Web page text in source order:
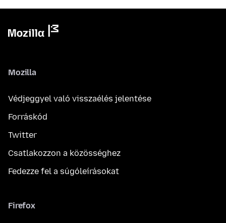
Mozilla
Védjeggyel való visszaélés jelentése
Forráskód
Twitter
Csatlakozzon a közösséghez
Fedezze fel a súgóleírásokat
Firefox